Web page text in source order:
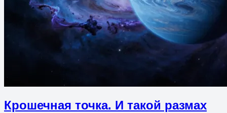
Крошечная точка. И такой размах